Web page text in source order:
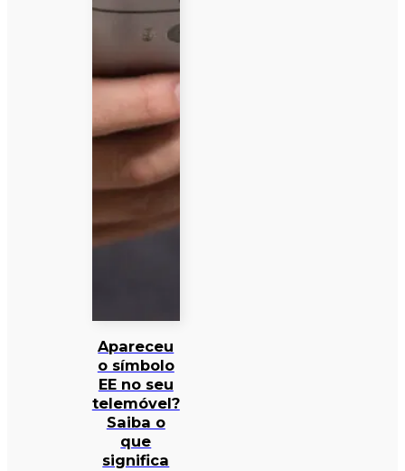
Apareceu
o símbolo
EE no seu
telemóvel?
Saiba o
que
significa